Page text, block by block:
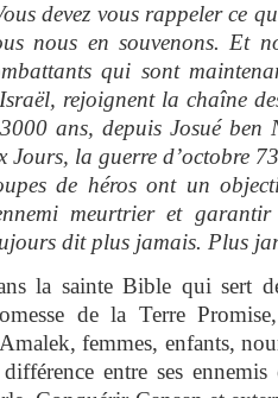
devez vous rappeler ce
nous en souvenons. Et
qui sont
rejoignent la chaîne
ans, depuis Josué ben
Jours, la guerre d’octobre
de héros ont un
meurtrier et
dit plus jamais. Plus
la sainte Bible qui sert
de la Terre
femmes, enfants,
entre ses